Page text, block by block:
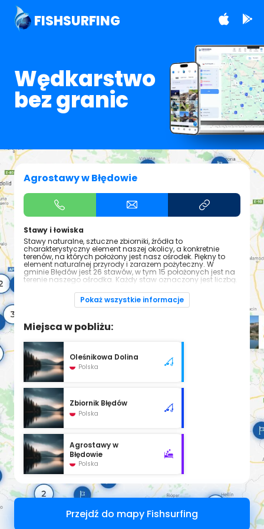
FISHSURFING
Wędkarstwo
bez granic
Agrostawy w Błędowie
Stawy i łowiska
Stawy naturalne, sztuczne zbiorniki, źródła to
charakterystyczny element naszej okolicy, a konkretnie
terenów, na których położony jest nasz ośrodek. Piękny to
element naturalnej przyrody i zarazem pożyteczny. W
gminie Błędów jest 26 stawów, w tym 15 położonych jest na
terenie naszego ośrodka. Każdy staw oznaczony jest liczbą.
Pokaż wszystkie informacje
Miejsca w pobliżu:
Oleśnikowa Dolina
Polska
Zbiornik Błędów
Polska
Agrostawy w
Błędowie
Polska
Przejdź do mapy Fishsurfing